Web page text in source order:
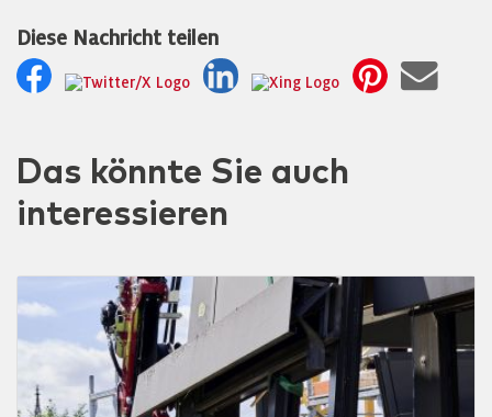
Diese Nachricht teilen
Das könnte Sie auch
interessieren